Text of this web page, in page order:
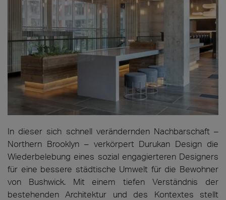
In dieser sich schnell verändernden Nachbarschaft –
Northern Brooklyn – verkörpert Durukan Design die
Wiederbelebung eines sozial engagierteren Designers
für eine bessere städtische Umwelt für die Bewohner
von Bushwick. Mit einem tiefen Verständnis der
bestehenden Architektur und des Kontextes stellt